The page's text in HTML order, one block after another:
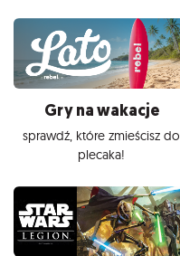
Gry na wakacje
sprawdź, które zmieścisz do
plecaka!